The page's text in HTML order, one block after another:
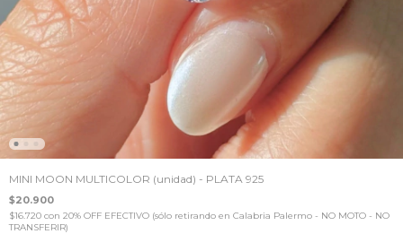
MINI MOON MULTICOLOR (unidad) - PLATA 925
$20.900
$16.720 con 20% OFF EFECTIVO (sólo retirando en Calabria Palermo - NO MOTO - NO
TRANSFERIR)